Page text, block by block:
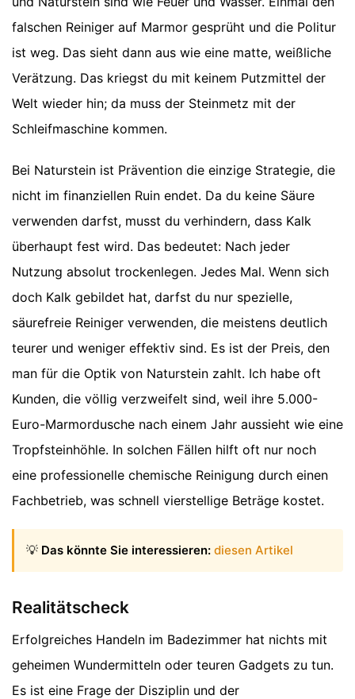
falschen Reiniger auf Marmor gesprüht und die Politur
ist weg. Das sieht dann aus wie eine matte, weißliche
Verätzung. Das kriegst du mit keinem Putzmittel der
Welt wieder hin; da muss der Steinmetz mit der
Schleifmaschine kommen.
Bei Naturstein ist Prävention die einzige Strategie, die
nicht im finanziellen Ruin endet. Da du keine Säure
verwenden darfst, musst du verhindern, dass Kalk
überhaupt fest wird. Das bedeutet: Nach jeder
Nutzung absolut trockenlegen. Jedes Mal. Wenn sich
doch Kalk gebildet hat, darfst du nur spezielle,
säurefreie Reiniger verwenden, die meistens deutlich
teurer und weniger effektiv sind. Es ist der Preis, den
man für die Optik von Naturstein zahlt. Ich habe oft
Kunden, die völlig verzweifelt sind, weil ihre 5.000-
Euro-Marmordusche nach einem Jahr aussieht wie eine
Tropfsteinhöhle. In solchen Fällen hilft oft nur noch
eine professionelle chemische Reinigung durch einen
Fachbetrieb, was schnell vierstellige Beträge kostet.
💡 Das könnte Sie interessieren: diesen Artikel
Realitätscheck
Erfolgreiches Handeln im Badezimmer hat nichts mit
geheimen Wundermitteln oder teuren Gadgets zu tun.
Es ist eine Frage der Disziplin und der